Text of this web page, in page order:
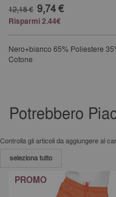
12,18 € 9,74 €
Risparmi 2.44€
Nero+bianco 65% Poliestere
Cotone
Potrebbero
Controlla gli articoli da aggiungere al
seleziona tutto
PROMO